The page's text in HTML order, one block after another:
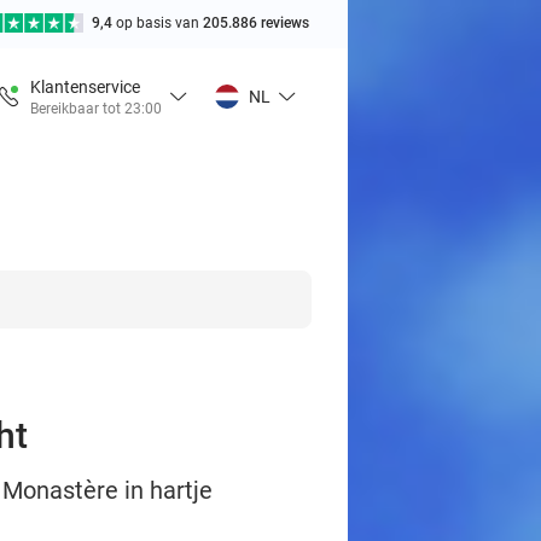
9,4 op basis van 205.886 reviews
Klantenservice
Bereikbaar tot 23:00
NL
in hartje